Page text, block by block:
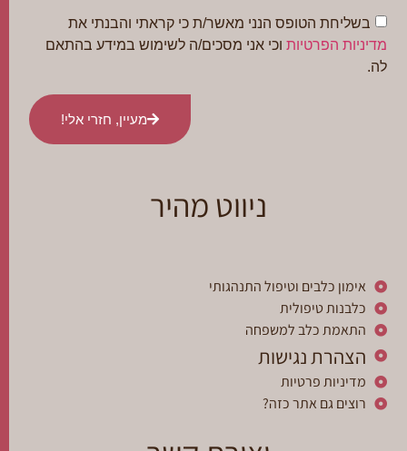
ניווט מהיר
אימון כלבים וטיפול התנהגותי
כלבנות טיפולית
התאמת כלב למשפחה
הצהרת נגישות
מדיניות פרטיות
רוצים גם אתר כזה?
בשליחת הטופס הנני מאשר/ת כי קראתי והבנתי את
מדיניות הפרטיות וכי אני מסכים/ה לשימוש במידע בהתאם
לה.
מעיין, חזרי אלי!